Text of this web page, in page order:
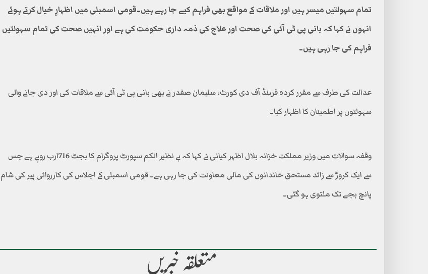
تمام سہولتیں میسر ہیں اور ملاقات کے مواقع بھی فراہم کیے جا رہے ہیں۔قومی اسمبلی میں اظہارِ خیال کرتے ہوئے
انہوں نے کہا کہ بانی پی ٹی آئی کی صحت اور علاج کی ذمہ داری حکومت کی ہے اور انہیں صحت کی تمام سہولتیں
فراہم کی جا رہی ہیں۔
عدالت کی طرف سے مقرر کردہ فرینڈ آف دی کورٹ، سلیمان صفدر نے بھی بانی پی ٹی آئی سے ملاقات کی اور دی جانے والی
سہولتوں پر اطمینان کا اظہار کیا۔
وقفہ سوالات میں وزیر مملکت خزانہ بلال اظہر کیانی نے کہا کہ بے نظیر انکم سپورٹ پروگرام کا بجٹ 716ارب روپے ہے جس
سے ایک کروڑ سے زائد مستحق خاندانوں کی مالی معاونت کی جا رہی ہے۔ قومی اسمبلی کے اجلاس کی کارروائی پیر کی شام
پانچ بجے تک ملتوی ہو گئی۔
متعلقہ خبریں